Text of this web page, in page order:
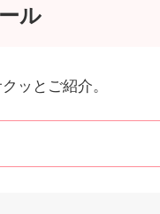
ル
ッとご紹介。